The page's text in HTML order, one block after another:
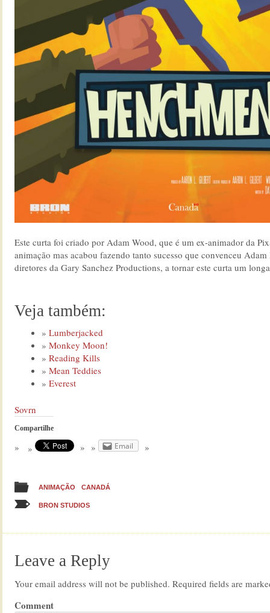
Este curta foi criado por Adam Wood, que é um ex-animador da
animação mas acabou fazendo tanto sucesso que convenceu
diretores da Gary Sanchez Productions, a tornar este curta um
Veja também:
Lumberjacked
Monkey Moon!
Reading Kills
Mean Teddies
Everest
Sovrn
Compartilhe
Email
ANIMAÇÃO CANADÁ
BRON STUDIOS
Leave a Reply
Your email address will not be published. Required fields are
Comment